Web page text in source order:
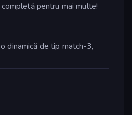
pentru mai multe!
dinamică de tip match-3,